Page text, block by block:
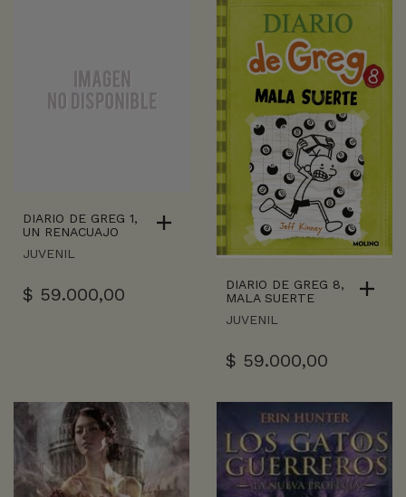
DIARIO DE GREG 1,
UN RENACUAJO
JUVENIL
$ 59.000,00
DIARIO DE GREG 8,
MALA SUERTE
JUVENIL
$ 59.000,00